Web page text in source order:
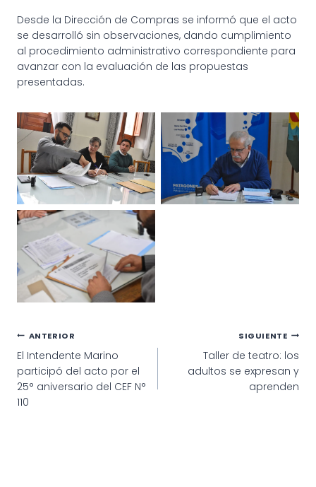
Desde la Dirección de Compras se informó que el acto
se desarrolló sin observaciones, dando cumplimiento
al procedimiento administrativo correspondiente para
avanzar con la evaluación de las propuestas
presentadas.
Navegación
de
entradas
ANTERIOR
El Intendente Marino
participó del acto por el
25° aniversario del CEF N°
110
SIGUIENTE
Taller de teatro: los
adultos se expresan y
aprenden